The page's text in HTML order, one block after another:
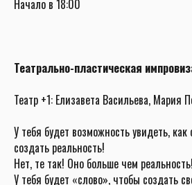
Начало в 18:00
Театрально-пластическая
Театр +1: Елизавета Васильева, Мария
У тебя будет возможность увидеть,
создать реальность!
Нет, те так! Оно больше чем реальность!
У тебя будет «слово», чтобы создать